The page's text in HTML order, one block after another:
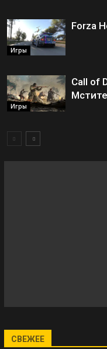
Игры
Forza
Игры
Call of
СВЕЖЕЕ